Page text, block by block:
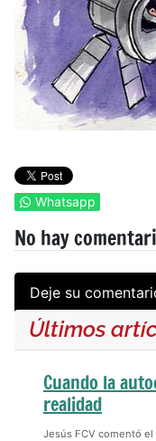
Últimos
Cuando la
realidad
Jesús FCV comentó
Whatsapp
No hay
Deje su